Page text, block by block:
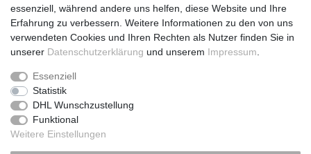
Samstag: 8:30 - 17 Uhr
Daten­schutz­erklärung
essenziell, während andere uns helfen, diese Website und Ihre
Erfahrung zu verbessern. Weitere Informationen zu den von uns
verwendeten Cookies und Ihren Rechten als Nutzer finden Sie in
unserer Daten­schutz­erklärung und unserem Impressum
Essenziell
Statistik
DHL Wunschzustellung
Funktional
Weitere Einstellungen